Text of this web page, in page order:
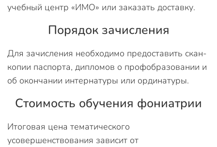
учебный центр «ИМО» или заказать доставку.
Порядок зачисления
Для зачисления необходимо предоставить скан-
копии паспорта, дипломов о профобразовании и
об окончании интернатуры или ординатуры.
Стоимость обучения фониатрии
Итоговая цена тематического
усовершенствования зависит от